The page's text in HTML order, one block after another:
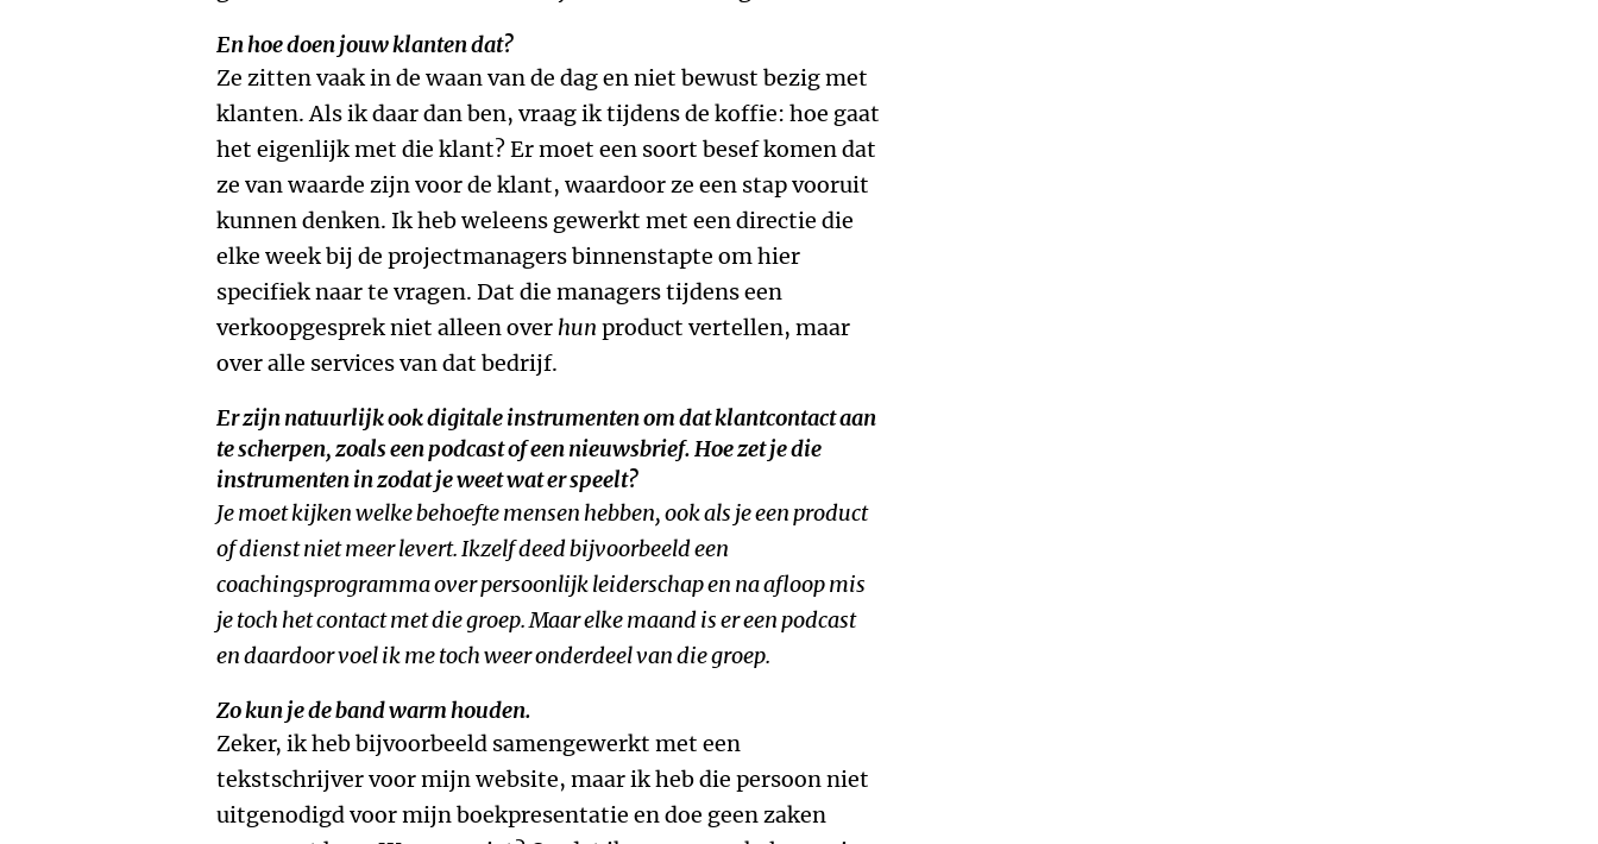
En hoe doen jouw klanten dat?
Ze zitten vaak in de waan van de dag en niet bewust bezig met
klanten. Als ik daar dan ben, vraag ik tijdens de koffie: hoe gaat
het eigenlijk met die klant? Er moet een soort besef komen dat
ze van waarde zijn voor de klant, waardoor ze een stap vooruit
kunnen denken. Ik heb weleens gewerkt met een directie die
elke week bij de projectmanagers binnenstapte om hier
specifiek naar te vragen. Dat die managers tijdens een
verkoopgesprek niet alleen over hun product vertellen, maar
over alle services van dat bedrijf.
Er zijn natuurlijk ook digitale instrumenten om dat klantcontact aan
te scherpen, zoals een podcast of een nieuwsbrief. Hoe zet je die
instrumenten in zodat je weet wat er speelt?
Je moet kijken welke behoefte mensen hebben, ook als je een product
of dienst niet meer levert. Ikzelf deed bijvoorbeeld een
coachingsprogramma over persoonlijk leiderschap en na afloop mis
je toch het contact met die groep. Maar elke maand is er een podcast
en daardoor voel ik me toch weer onderdeel van die groep.
Zo kun je de band warm houden.
Zeker, ik heb bijvoorbeeld samengewerkt met een
tekstschrijver voor mijn website, maar ik heb die persoon niet
uitgenodigd voor mijn boekpresentatie en doe geen zaken